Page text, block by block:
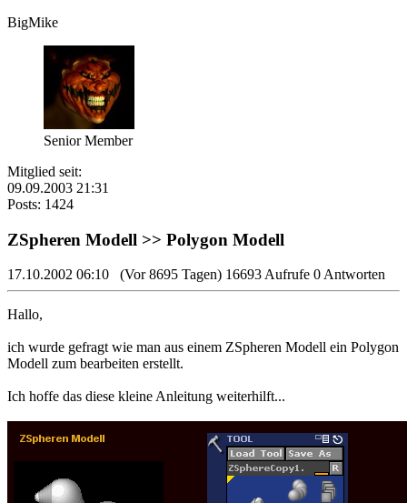
BigMike
Senior Member
Mitglied seit:
09.09.2003 21:31
Posts: 1424
ZSpheren Modell >> Polygon Modell
17.10.2002 06:10 (Vor 8695 Tagen) 16693 Aufrufe 0 Antworten
Hallo,
ich wurde gefragt wie man aus einem ZSpheren Modell ein Polygon
Modell zum bearbeiten erstellt.
Ich hoffe das diese kleine Anleitung weiterhilft...